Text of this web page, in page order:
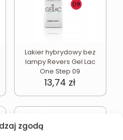
zgodą
Lakier hybrydowy bez
lampy Revers Gel Lac
One Step 09
13,74 zł